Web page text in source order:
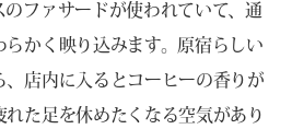
ファサードが使われていて、通
らかく映り込みます。原宿らしい
店内に入るとコーヒーの香りが
た足を休めたくなる空気があり